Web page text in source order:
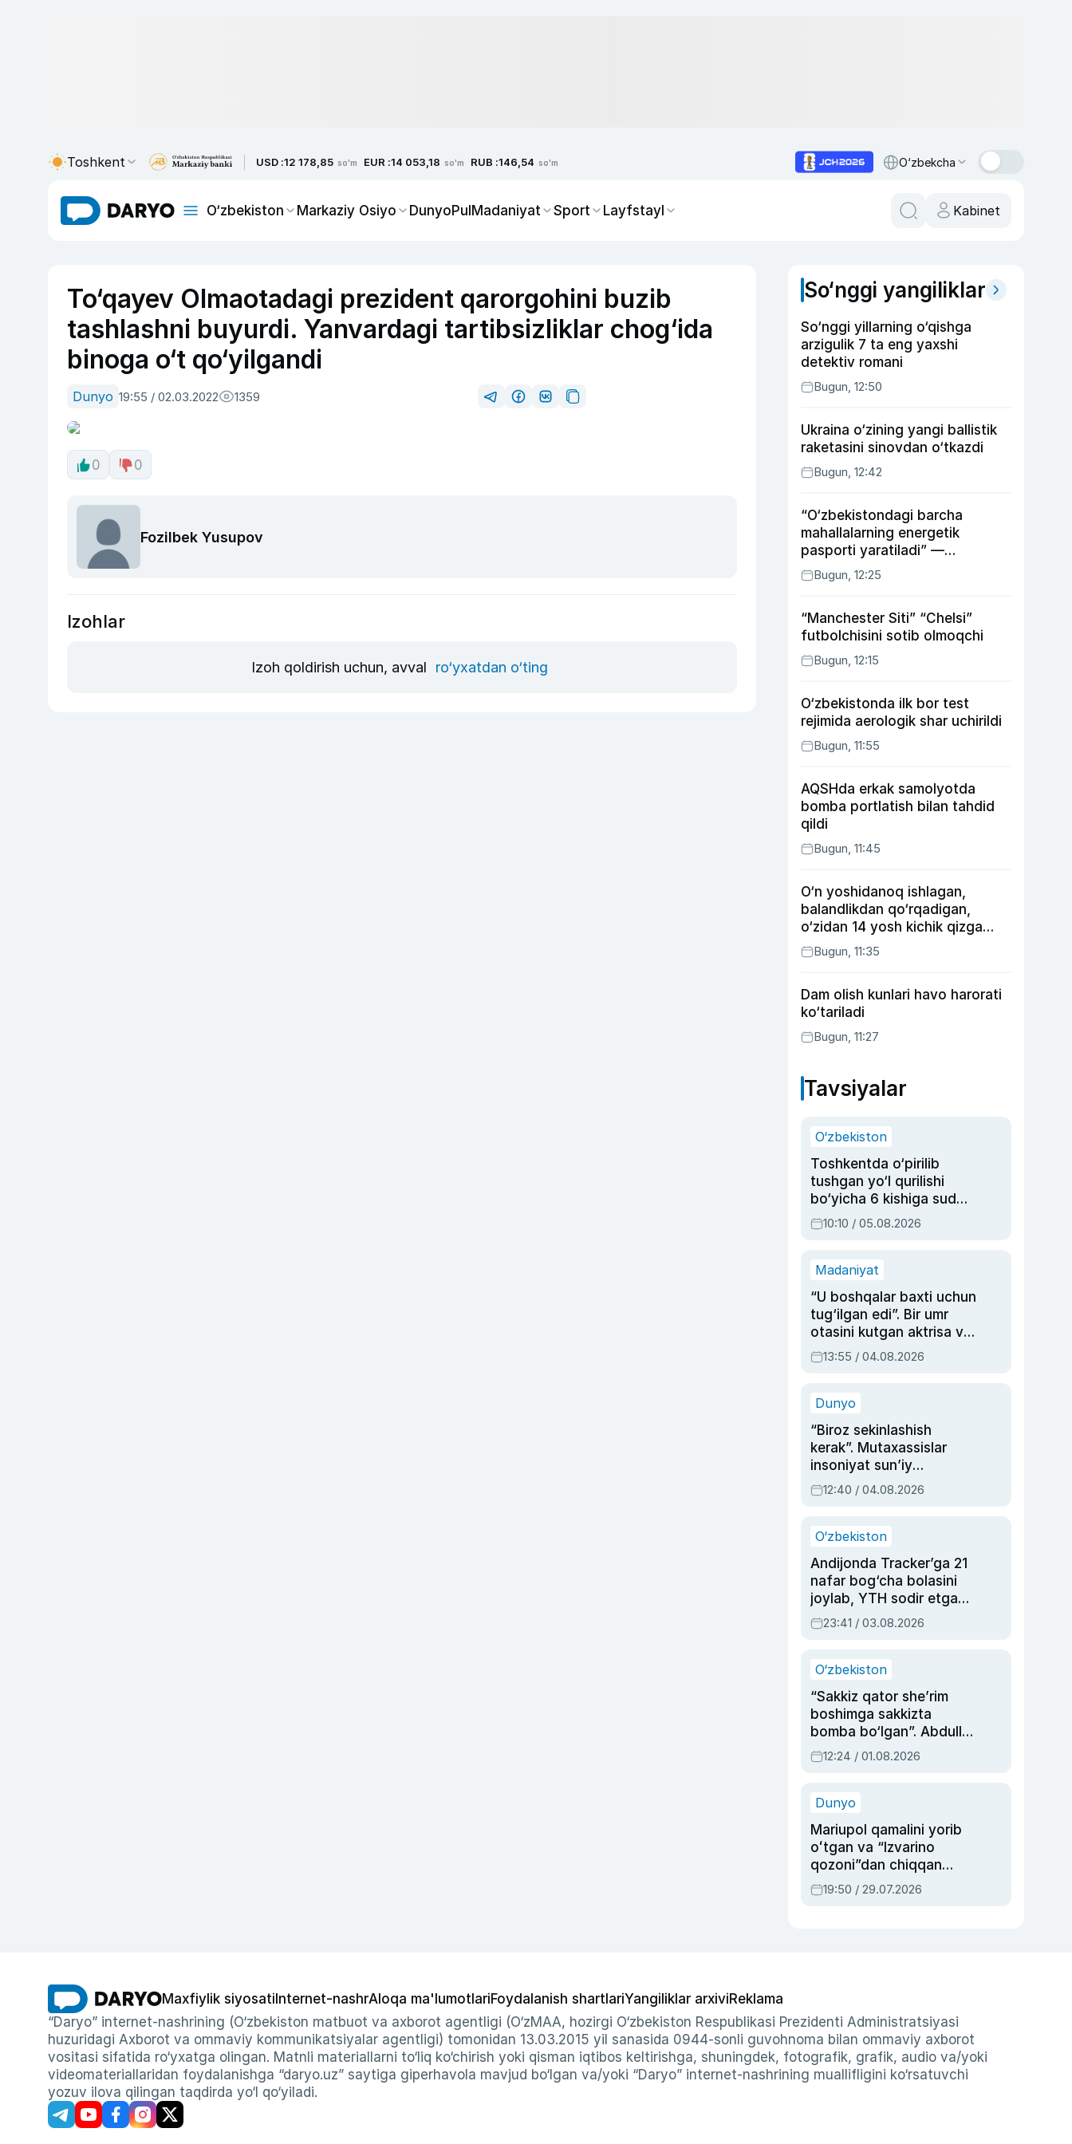
Toshkent USD :12 178,85 so'm EUR :14 053,18 so'm RUB :146,54 so'm O‘zbekcha
O‘zbekiston Markaziy Osiyo DunyoPulMadaniyat Sport Layfstayl Kabinet
To‘qayev Olmaotadagi prezident qarorgohini buzib
tashlashni buyurdi. Yanvardagi tartibsizliklar chog‘ida
binoga o‘t qo‘yilgandi
Dunyo 19:55 / 02.03.2022 1359
0 0
Fozilbek Yusupov
Izohlar
Izoh qoldirish uchun, avval ro‘yxatdan o‘ting
So‘nggi yangiliklar
So‘nggi yillarning o‘qishga
arzigulik 7 ta eng yaxshi
detektiv romani
Bugun, 12:50
Ukraina o‘zining yangi ballistik
raketasini sinovdan o‘tkazdi
Bugun, 12:42
“O‘zbekistondagi barcha
mahallalarning energetik
pasporti yaratiladi” —
energetika vaziri
Bugun, 12:25
“Manchester Siti” “Chelsi”
futbolchisini sotib olmoqchi
Bugun, 12:15
O‘zbekistonda ilk bor test
rejimida aerologik shar uchirildi
Bugun, 11:55
AQSHda erkak samolyotda
bomba portlatish bilan tahdid
qildi
Bugun, 11:45
O‘n yoshidanoq ishlagan,
balandlikdan qo‘rqadigan,
o‘zidan 14 yosh kichik qizga
uylangan Yorqinxo‘ja Umarov
34 yoshda
Bugun, 11:35
Dam olish kunlari havo harorati
ko‘tariladi
Bugun, 11:27
Tavsiyalar
O‘zbekiston
Toshkentda o‘pirilib
tushgan yo‘l qurilishi
bo‘yicha 6 kishiga sud
hukmi o‘qildi
10:10 / 05.08.2026
Madaniyat
“U boshqalar baxti uchun
tug‘ilgan edi”. Bir umr
otasini kutgan aktrisa va
dublyaj ustasi Rimma
Ahmedovaning
13:55 / 04.08.2026
Dunyo
“Biroz sekinlashish
kerak”. Mutaxassislar
insoniyat sun’iy
intellektni boshqara
olmay qolishidan xavotir
12:40 / 04.08.2026
O‘zbekiston
Andijonda Tracker’ga 21
nafar bog‘cha bolasini
joylab, YTH sodir etgan
ayolga sud hukmi o‘qildi
23:41 / 03.08.2026
O‘zbekiston
“Sakkiz qator she’rim
boshimga sakkizta
bomba bo‘lgan”. Abdulla
Oripovni siyosiy
ayblovlardan asrab
12:24 / 01.08.2026
Dunyo
Mariupol qamalini yorib
oʻtgan va “Izvarino
qozoni”dan chiqqan
qahramon — Ukraina
armiyasi bosh
19:50 / 29.07.2026
Maxfiylik siyosati Internet-nashrAloqa ma'lumotlariFoydalanish shartlariYangiliklar arxiviReklama
“Daryo” internet-nashrining (O‘zbekiston matbuot va axborot agentligi (O‘zMAA, hozirgi O‘zbekiston Respublikasi Prezidenti Administratsiyasi
huzuridagi Axborot va ommaviy kommunikatsiyalar agentligi) tomonidan 13.03.2015 yil sanasida 0944-sonli guvohnoma bilan ommaviy axborot
vositasi sifatida ro‘yxatga olingan. Matnli materiallarni to‘liq ko‘chirish yoki qisman iqtibos keltirishga, shuningdek, fotografik, grafik, audio va/yoki
videomateriallaridan foydalanishga “daryo.uz” saytiga giperhavola mavjud bo‘lgan va/yoki “Daryo” internet-nashrining muallifligini ko‘rsatuvchi
yozuv ilova qilingan taqdirda yo‘l qo‘yiladi.